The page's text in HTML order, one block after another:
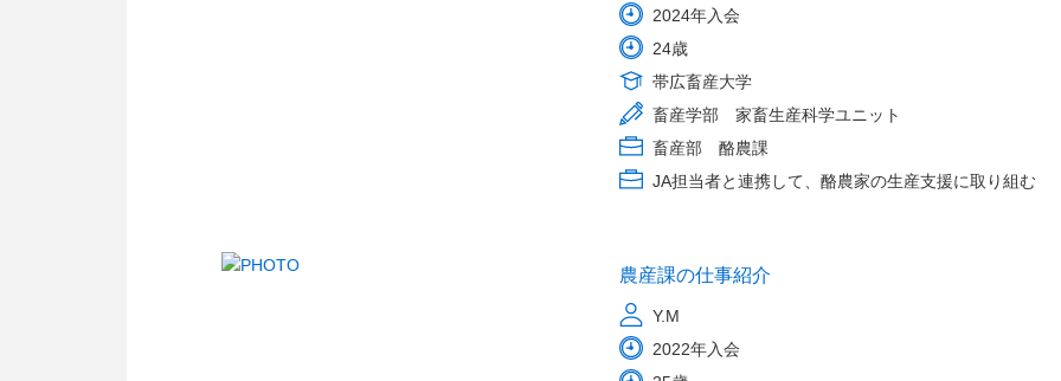
2024年入会
24歳
帯広畜産大学
畜産学部 家畜生産科学ユニット
畜産部 酪農課
JA担当者と連携して、酪農家の生産支援に取り組む
農産課の仕事紹介
Y.M
2022年入会